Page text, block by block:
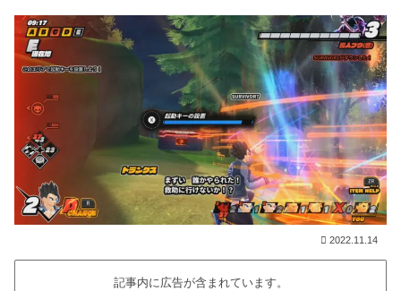
2022.11.14
記事内に広告が含まれています。